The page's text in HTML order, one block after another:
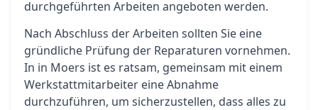
durchgeführten Arbeiten angeboten werden.
Nach Abschluss der Arbeiten sollten Sie eine
gründliche Prüfung der Reparaturen vornehmen.
In in Moers ist es ratsam, gemeinsam mit einem
Werkstattmitarbeiter eine Abnahme
durchzuführen, um sicherzustellen, dass alles zu